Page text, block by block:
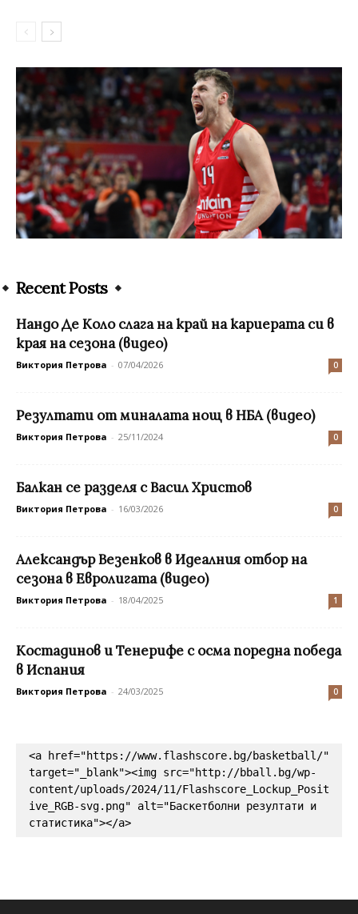
Recent Posts
Нандо Де Коло слага на край на кариерата си в
края на сезона (видео)
Виктория Петрова - 07/04/2026 0
Резултати от миналата нощ в НБА (видео)
Виктория Петрова - 25/11/2024 0
Балкан се разделя с Васил Христов
Виктория Петрова - 16/03/2026 0
Александър Везенков в Идеалния отбор на
сезона в Евролигата (видео)
Виктория Петрова - 18/04/2025 1
Костадинов и Тенерифе с осма поредна победа
в Испания
Виктория Петрова - 24/03/2025 0
<a href="https://www.flashscore.bg/basketball/"
target="_blank"><img src="http://bball.bg/wp-
content/uploads/2024/11/Flashscore_Lockup_Posit
ive_RGB-svg.png" alt="Баскетболни резултати и
статистика"></a>